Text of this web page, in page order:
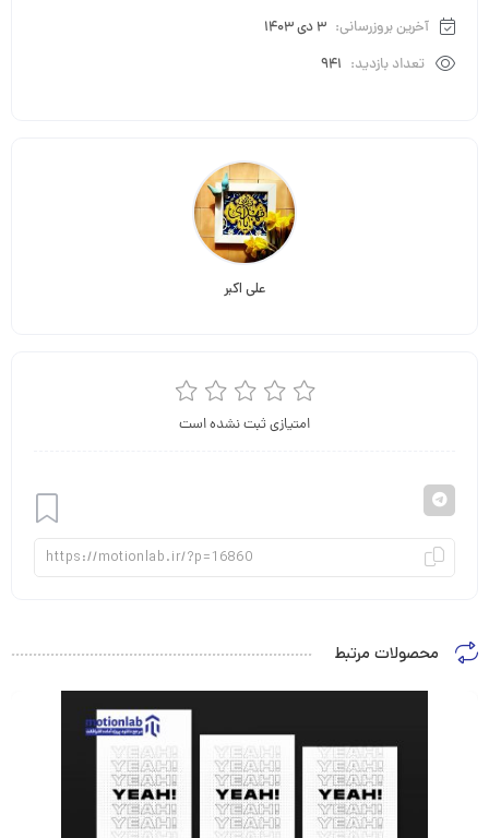
آخرین بروزرسانی: 3 دی 1403
تعداد بازدید: 941
علی اکبر
افزودن
امتیازی ثبت نشده است
محصولات مرتبط